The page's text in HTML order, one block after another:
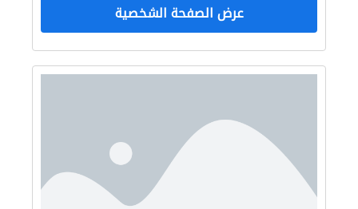
عرض الصفحة الشخصية